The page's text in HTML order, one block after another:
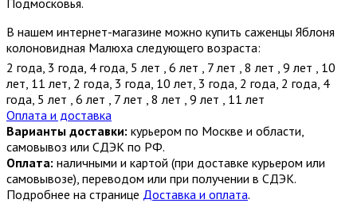
В нашем интернет-магазине можно купить саженцы Яблоня
колоновидная Малюха следующего возраста:
2 года 3 года 4 года 5 лет 6 лет 7 лет 8 лет 9 лет
10
лет 11 лет 2 года 3 года 10 лет 3 года 2 года 2 года 4
года 5 лет 6 лет 7 лет 8 лет 9 лет
11 лет
Оплата и доставка
Варианты доставки: курьером по Москве и области,
самовывоз или СДЭК по РФ.
Оплата: наличными и картой (при доставке курьером или
самовывозе), переводом или при получении в СДЭК.
Подробнее на странице Доставка и оплата.